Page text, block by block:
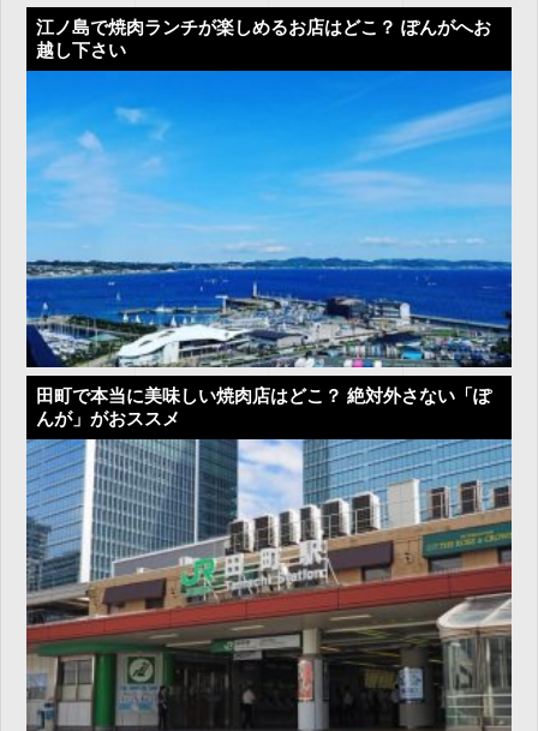
江ノ島で焼肉ランチが楽しめるお店はどこ？ ぽんがへお
越し下さい
田町で本当に美味しい焼肉店はどこ？ 絶対外さない「ぽ
んが」がおススメ